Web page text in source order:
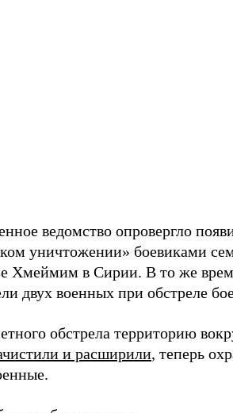
ведомство опровергло
уничтожении» боевиками
Хмеймим в Сирии. В то же
двух военных при обстреле
обстрела территорию
и расширили, теперь